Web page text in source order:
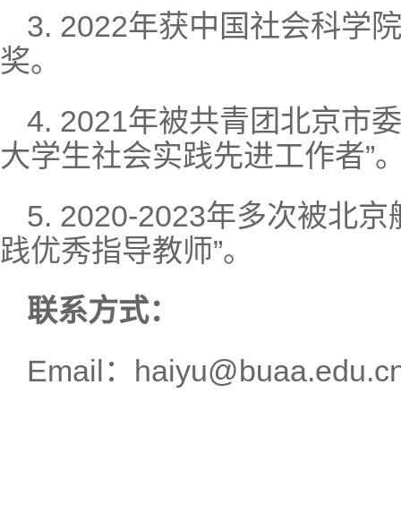
3. 2022年获中国社会科学
奖。
4. 2021年被共青团北京市
大学生社会实践先进工作者”
5. 2020-2023年多次被北
践优秀指导教师”。
联系方式：
Email：